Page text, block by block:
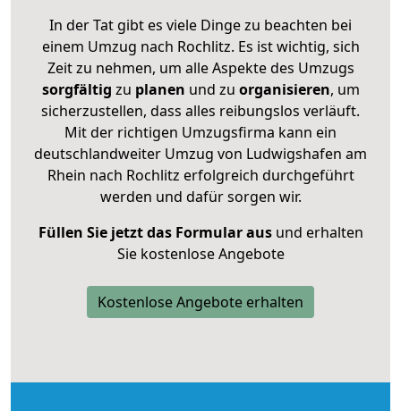
In der Tat gibt es viele Dinge zu beachten bei
einem Umzug nach Rochlitz. Es ist wichtig, sich
Zeit zu nehmen, um alle Aspekte des Umzugs
sorgfältig zu planen und zu organisieren, um
sicherzustellen, dass alles reibungslos verläuft.
Mit der richtigen Umzugsfirma kann ein
deutschlandweiter Umzug von Ludwigshafen am
Rhein nach Rochlitz erfolgreich durchgeführt
werden und dafür sorgen wir.
Füllen Sie jetzt das Formular ausund erhalten
Sie kostenlose Angebote
Kostenlose Angebote erhalten